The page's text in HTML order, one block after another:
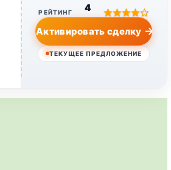
РЕЙТИНГ 4
Активировать сделку
ТЕКУЩЕЕ ПРЕДЛОЖЕНИЕ